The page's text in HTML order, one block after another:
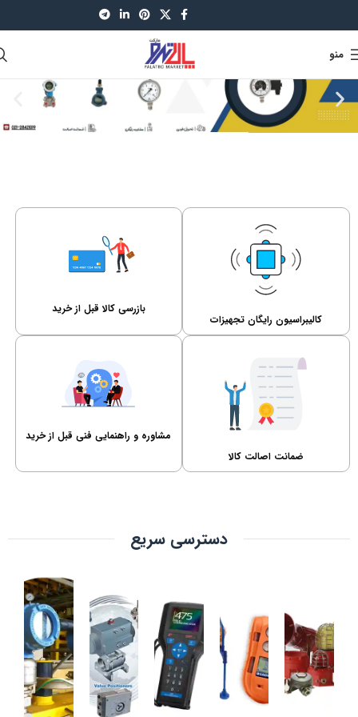
منو
کالیبراسیون رایگان تجهیزات
بازرسی کالا قبل از خرید
ضمانت اصالت کالا
مشاوره و راهنمایی فنی قبل از خرید
دسترسی سریع